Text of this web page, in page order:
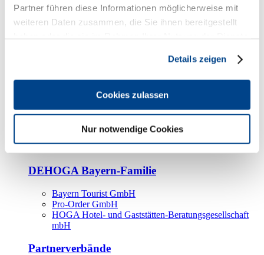
Partner führen diese Informationen möglicherweise mit
weiteren Daten zusammen, die Sie ihnen bereitgestellt
Details zeigen
Cookies zulassen
Nur notwendige Cookies
Kooperationspartner
Tourismusorganisationen
Bayern Tourismus Marketing GmbH
DEHOGA-Familie
Bundesverband
Fachverbände
DEHOGA Bayern-Familie
Bayern Tourist GmbH
Pro-Order GmbH
HOGA Hotel- und Gaststätten-Beratungsgesellschaft
mbH
Partnerverbände